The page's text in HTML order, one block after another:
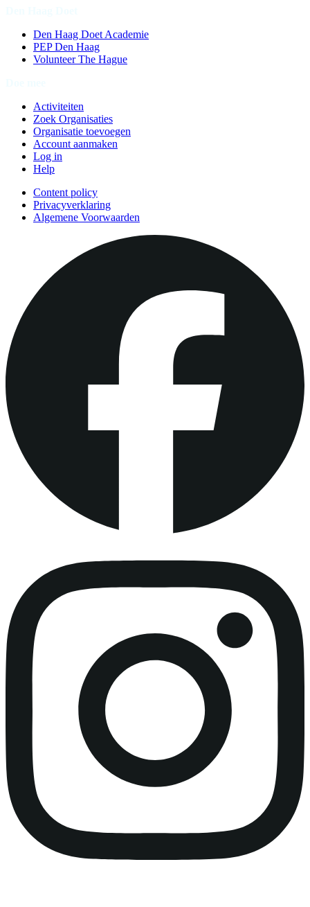
Den Haag Doet Academie
PEP Den Haag
Volunteer The Hague
Activiteiten
Zoek Organisaties
Organisatie toevoegen
Account aanmaken
Log in
Help
Content policy
Privacyverklaring
Algemene Voorwaarden